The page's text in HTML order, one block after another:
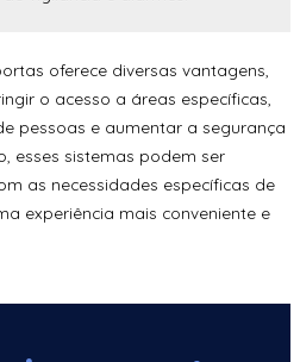
oferece diversas vantagens,
o acesso a áreas específicas,
pessoas e aumentar a segurança
esses sistemas podem ser
as necessidades específicas de
experiência mais conveniente e